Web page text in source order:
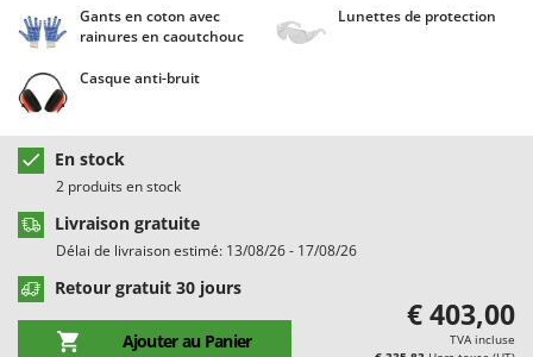
Compresseurs pour la récolte des olives et la taille
Coupe-branches
Cultivateurs Tiller à ressorts - Extirpateurs
D
Débroussailleuses
Découpeurs plasma
Déplaqueuses de gazon
Bernardi
Besser Vacuum
Beta tools
Bissell
Black & Decker
Bomet
Gants en coton avec
rainures en caoutchouc
Lunettes de protection
Casque anti-bruit
En stock
2 produits en stock
Livraison gratuite
Délai de livraison estimé: 13/08/26 - 17/08/26
Retour gratuit 30 jours
Ajouter au Panier
€ 403,00
TVA incluse